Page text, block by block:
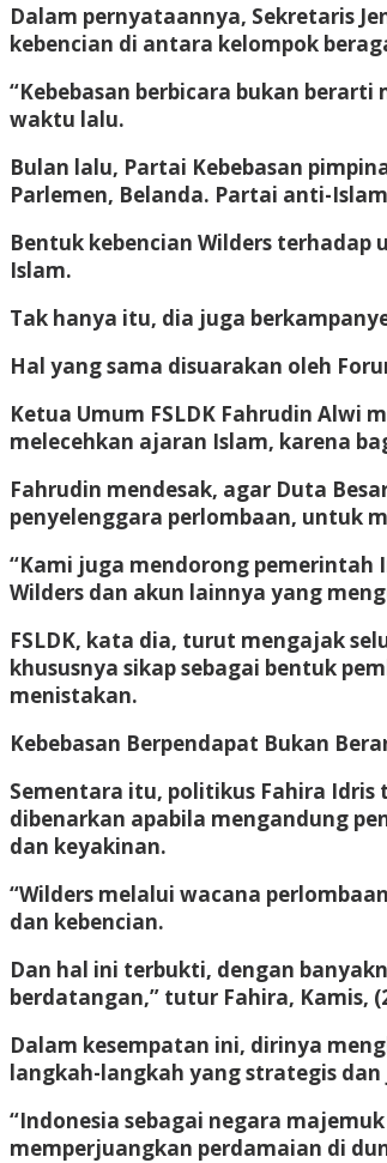
Dalam pernyataannya, Sekretaris
kebencian di antara kelompok
“Kebebasan berbicara bukan
waktu lalu.
Bulan lalu, Partai Kebebasan
Parlemen, Belanda. Partai anti-
Bentuk kebencian Wilders
Islam.
Tak hanya itu, dia juga
Hal yang sama disuarakan oleh
Ketua Umum FSLDK Fahrudin
melecehkan ajaran Islam, karena
Fahrudin mendesak, agar Duta
penyelenggara perlombaan, untuk
“Kami juga mendorong pemerintah
Wilders dan akun lainnya yang
FSLDK, kata dia, turut mengajak
khususnya sikap sebagai bentuk
menistakan.
Kebebasan Berpendapat Bukan
Sementara itu, politikus Fahira
dibenarkan apabila mengandung
dan keyakinan.
“Wilders melalui wacana
dan kebencian.
Dan hal ini terbukti, dengan
berdatangan,” tutur Fahira, Kamis,
Dalam kesempatan ini, dirinya
langkah-langkah yang strategis
“Indonesia sebagai negara
memperjuangkan perdamaian di